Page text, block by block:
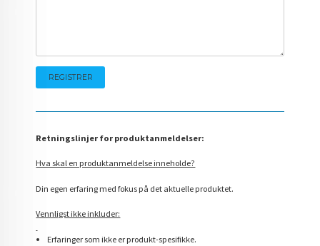
Retningslinjer for produktanmeldelser:
Hva skal en produktanmeldelse inneholde?
Din egen erfaring med fokus på det aktuelle produktet.
Vennligst ikke inkluder:
Erfaringer som ikke er produkt-spesifikke.